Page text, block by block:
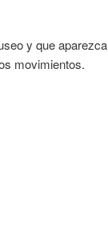
y que
movimientos.